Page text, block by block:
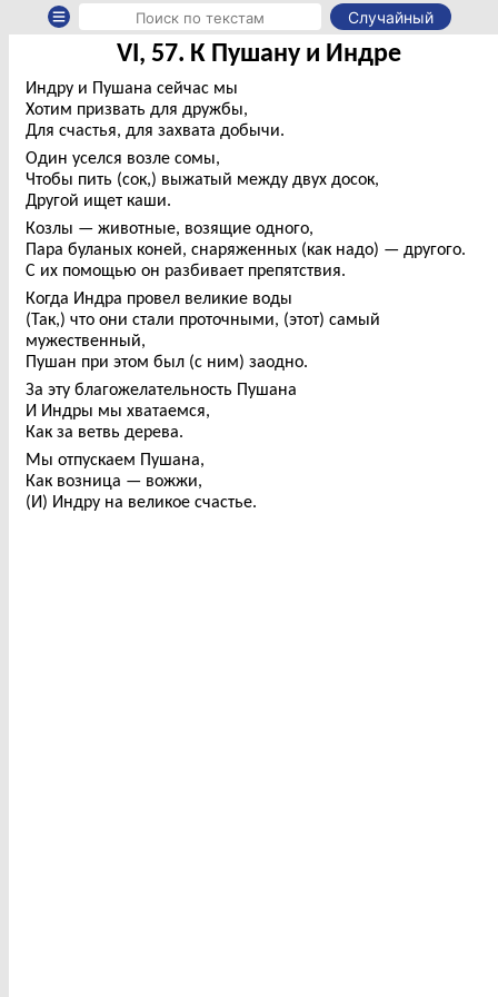
Случайный
VI, 57. К Пушану и Индре
Индру и Пушана сейчас мы
Хотим призвать для дружбы,
Для счастья, для захвата добычи.
Один уселся возле сомы,
Чтобы пить (сок,) выжатый между двух досок,
Другой ищет каши.
Козлы — животные, возящие одного,
Пара буланых коней, снаряженных (как надо) — другого.
С их помощью он разбивает препятствия.
Когда Индра провел великие воды
(Так,) что они стали проточными, (этот) самый
мужественный,
Пушан при этом был (с ним) заодно.
За эту благожелательность Пушана
И Индры мы хватаемся,
Как за ветвь дерева.
Мы отпускаем Пушана,
Как возница — вожжи,
(И) Индру на великое счастье.